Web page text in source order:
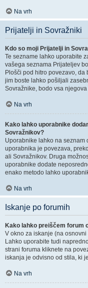
Na vrh
Prijatelji in Sovražniki
Kdo so moji Prijatelji in
Te sezname lahko uporabite
vašega seznama Prijateljev
Plošči pod hitro povezavo,
jim boste lahko pošiljali
Sovražnike, bodo vsa
Na vrh
Kako lahko uporabnike
Sovražnikov?
Uporabnike lahko na seznam
uporabnika je povezava,
ali Sovražnikov. Druga
uporabnike dodate
enako metodo lahko
Na vrh
Iskanje po forumih
Kako lahko preiščem forum
V okno za iskanje (na
Lahko uporabite tudi
strani foruma kliknete na
iskanja je odvisno od stila, ki
Na vrh